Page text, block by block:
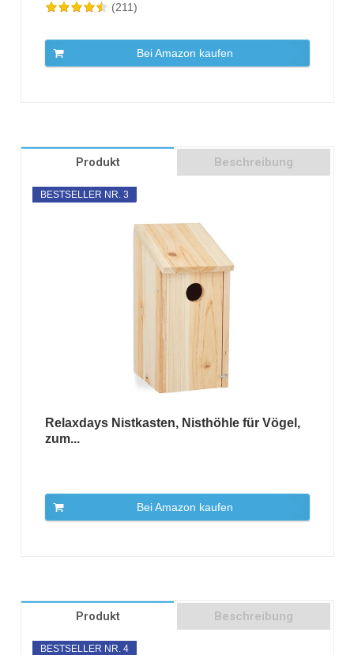
(211)
Bei Amazon kaufen
Produkt Beschreibung
BESTSELLER NR. 3
Relaxdays Nistkasten, Nisthöhle für Vögel,
zum...
Bei Amazon kaufen
Produkt Beschreibung
BESTSELLER NR. 4